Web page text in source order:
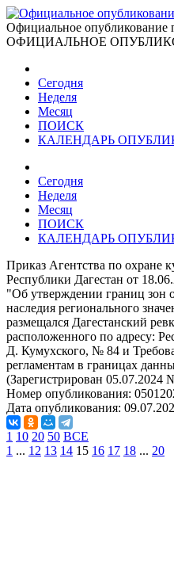
Официальное опубликование
ОФИЦИАЛЬНОЕ
Сегодня
Неделя
Месяц
ПОИСК
КАЛЕНДАРЬ
Сегодня
Неделя
Месяц
ПОИСК
КАЛЕНДАРЬ
Приказ Агентства по охране
Республики Дагестан от
"Об утверждении границ зон
наследия регионального
размещался Дагестанский
расположенного по адресу:
Д. Кумухского, № 84 и
регламентам в границах
(Зарегистрирован 05.07.2024
Номер опубликования:
Дата опубликования:
1 10 20 50 ВСЕ
1 ... 12 13 14 15 16 17 18 ... 20